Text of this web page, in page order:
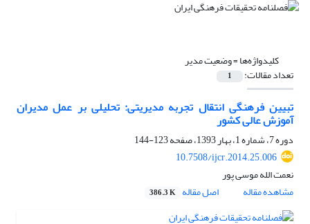
کلیدواژه‌ها =وضعیت مدیر
تعداد مقالات: 1
تبیین فرهنگی انتقال تجربه مدیریتی: تحلیلی بر عمل مدیران
آموزش عالی کشور
دوره 7، شماره 1، بهار 1393، صفحه
123-144
10.7508/ijcr.2014.25.006
نعمت الله موسی پور
مشاهده مقاله
اصل مقاله 386.3 K